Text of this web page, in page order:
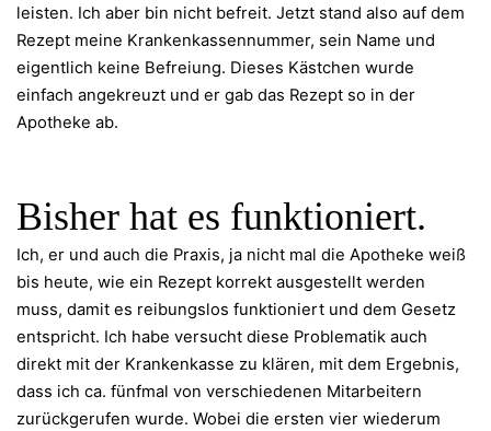
leisten. Ich aber bin nicht befreit. Jetzt stand also auf dem
Rezept meine Krankenkassennummer, sein Name und
eigentlich keine Befreiung. Dieses Kästchen wurde
einfach angekreuzt und er gab das Rezept so in der
Apotheke ab.
Bisher hat es funktioniert.
Ich, er und auch die Praxis, ja nicht mal die Apotheke weiß
bis heute, wie ein Rezept korrekt ausgestellt werden
muss, damit es reibungslos funktioniert und dem Gesetz
entspricht. Ich habe versucht diese Problematik auch
direkt mit der Krankenkasse zu klären, mit dem Ergebnis,
dass ich ca. fünfmal von verschiedenen Mitarbeitern
zurückgerufen wurde. Wobei die ersten vier wiederum